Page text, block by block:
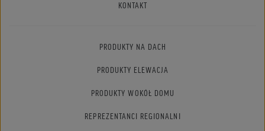
KONTAKT
PRODUKTY NA DACH
PRODUKTY ELEWACJA
PRODUKTY WOKÓŁ DOMU
REPREZENTANCI REGIONALNI